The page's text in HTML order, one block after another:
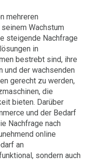
mehreren
Wachstum
steigende Nachfrage
in
bestrebt sind, ihre
und der wachsenden
gerecht zu werden,
die
bieten. Darüber
und der Bedarf
Nachfrage nach
online
an
sondern auch